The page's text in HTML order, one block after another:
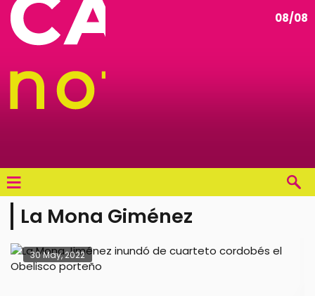
08/08
≡
La Mona Giménez
30 May, 2022